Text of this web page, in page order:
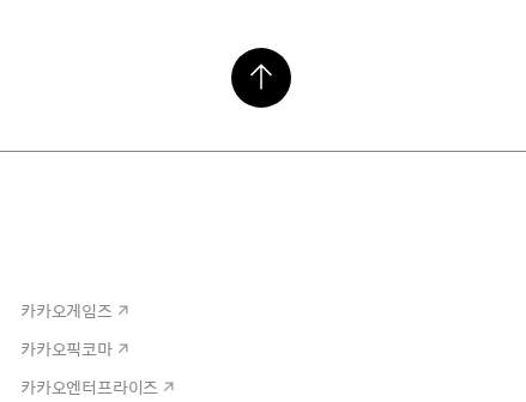
카카오게임즈
카카오픽코마
카카오엔터프라이즈